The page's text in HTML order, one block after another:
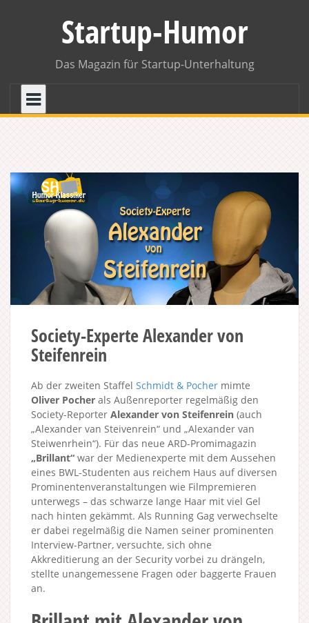
Startup-Humor
Das Magazin für Startup-Unterhaltung
Society-Experte Alexander von
Steifenrein
Ab der zweiten Staffel Schmidt & Pocher mimte
Oliver Pocher als Außenreporter regelmäßig den
Society-Reporter Alexander von Steifenrein (auch
„Alexander van Steivenrein“ und „Alexander van
Steiwenrhein“). Für das neue ARD-Promimagazin
„Brillant“ war der Medienexperte mit dem Aussehen
eines BWL-Studenten aus reichem Haus auf diversen
Prominentenveranstaltungen wie Filmpremieren
unterwegs – das schwarze lange Haar mit viel Gel
nach hinten gekämmt. Als Running Gag verwechselte
er dabei regelmäßig die Namen seiner prominenten
Interview-Partner, versuchte, sich ohne
Akkreditierung an der Security vorbei zu drängeln,
stellte unangemessene Fragen oder baggerte Frauen
an.